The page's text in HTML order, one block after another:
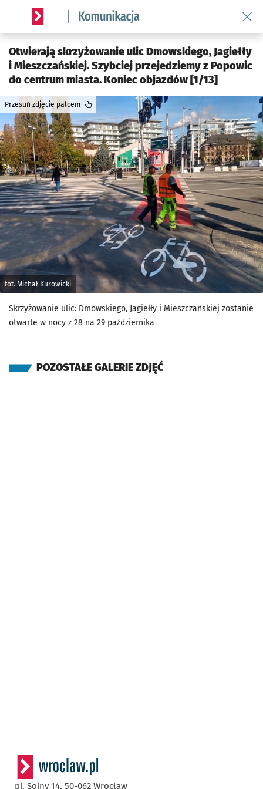
Serwis informacyjny wroclaw.pl podserwis: Komunikacja
Otwierają skrzyżowanie ulic Dmowskiego, Jagiełły
i Mieszczańskiej. Szybciej przejedziemy z Popowic
do centrum miasta. Koniec objazdów [1/13]
fot. Michał Kurowicki
Przesuń zdjęcie palcem
Skrzyżowanie ulic: Dmowskiego, Jagiełły i Mieszczańskiej zostanie
otwarte w nocy z 28 na 29 października
POZOSTAŁE GALERIE ZDJĘĆ
pl. Solny 14, 50-062 Wrocław